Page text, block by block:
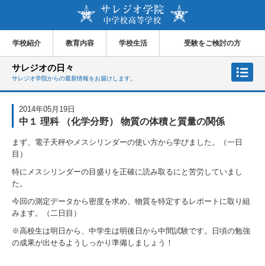
学校紹介 教育内容 学校生活 受験をご検討の方
サレジオの日々
サレジオ学院からの最新情報をお届けします。
2014年05月19日
中１ 理科 （化学分野） 物質の体積と質量の関係
まず、電子天秤やメスシリンダーの使い方から学びました。（一日
目）
特にメスシリンダーの目盛りを正確に読み取るにと苦労していまし
た。
今回の測定データから密度を求め、物質を特定するレポートに取り組
みます。（二日目）
※高校生は明日から、中学生は明後日から中間試験です。日頃の勉強
の成果が出せるようしっかり準備しましょう！